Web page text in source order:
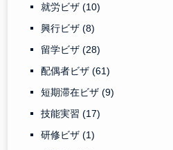
就労ビザ(10)
興行ビザ(8)
留学ビザ(28)
配偶者ビザ(61)
短期滞在ビザ(9)
技能実習(17)
研修ビザ(1)